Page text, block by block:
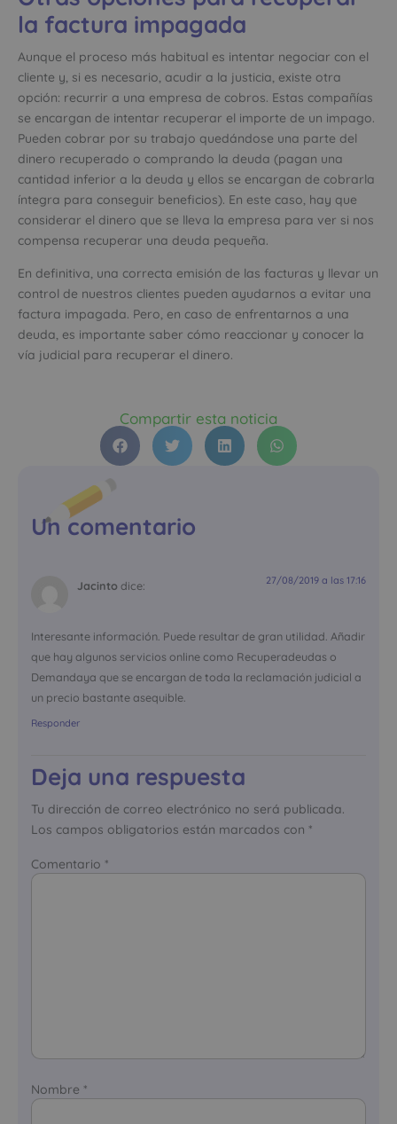
la factura impagada
Aunque el proceso más habitual es intentar negociar con el
cliente y, si es necesario, acudir a la justicia, existe otra
opción: recurrir a una empresa de cobros. Estas compañías
se encargan de intentar recuperar el importe de un impago.
Pueden cobrar por su trabajo quedándose una parte del
dinero recuperado o comprando la deuda (pagan una
cantidad inferior a la deuda y ellos se encargan de cobrarla
íntegra para conseguir beneficios). En este caso, hay que
considerar el dinero que se lleva la empresa para ver si nos
compensa recuperar una deuda pequeña.
En definitiva, una correcta emisión de las facturas y llevar un
control de nuestros clientes pueden ayudarnos a evitar una
factura impagada. Pero, en caso de enfrentarnos a una
deuda, es importante saber cómo reaccionar y conocer la
vía judicial para recuperar el dinero.
Compartir esta noticia
Un comentario
Jacinto dice: 27/08/2019 a las 17:16
Interesante información. Puede resultar de gran utilidad. Añadir
que hay algunos servicios online como Recuperadeudas o
Demandaya que se encargan de toda la reclamación judicial a
un precio bastante asequible.
Responder
Deja una respuesta
Tu dirección de correo electrónico no será publicada.
Los campos obligatorios están marcados con *
Comentario *
Nombre *